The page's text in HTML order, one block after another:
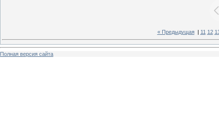
« Предыдущая| 11 12
Полная версия сайта